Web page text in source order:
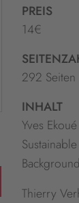
PREIS
14€
292 Seiten
INHALT
Yves
Thierry